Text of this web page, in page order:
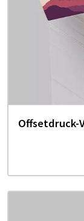
Offsetdruck-